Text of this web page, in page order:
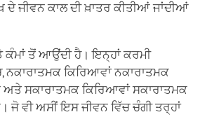
ਦੇ ਜੀਵਨ ਕਾਲ ਦੀ ਖ਼ਾਤਰ ਕੀਤੀਆਂ ਜਾਂਦੀਆਂ
ਕੰਮਾਂ ਤੋਂ ਆਉਂਦੀ ਹੈ। ਇਨ੍ਹਾਂ ਕਰਮੀ
ਨਕਾਰਾਤਮਕ ਕਿਰਿਆਵਾਂ ਨਕਾਰਾਤਮਕ
ਸਕਾਰਾਤਮਕ ਕਿਰਿਆਵਾਂ ਸਕਾਰਾਤਮਕ
ਵੀ ਅਸੀਂ ਇਸ ਜੀਵਨ ਵਿੱਚ ਚੰਗੀ ਤਰ੍ਹਾਂ